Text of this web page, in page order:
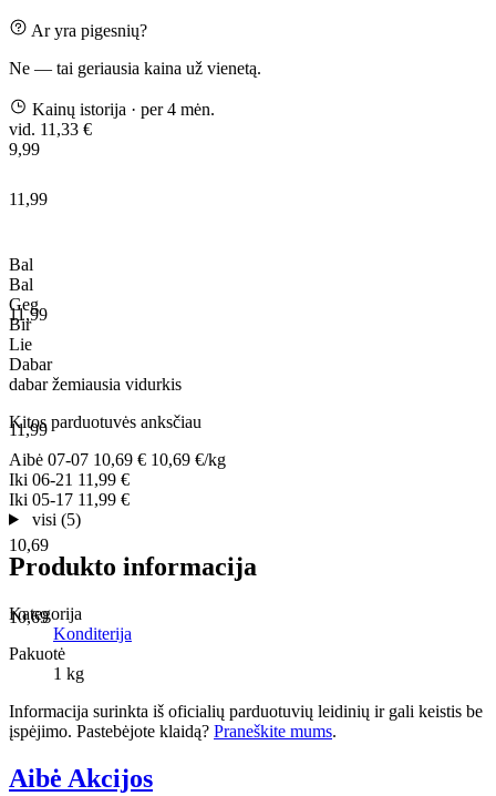
Ar yra pigesnių?
Ne — tai geriausia kaina už vienetą.
Kainų istorija · per 4 mėn.
vid. 11,33 €
9,99
11,99
11,99
11,99
10,69
10,69
Bal
Bal
Geg
Bir
Lie
Dabar
dabaržemiausia vidurkis
Kitos parduotuvės anksčiau
Aibė 07-07 10,69 € 10,69 €/kg
Iki 06-21 11,99 €
Iki 05-17 11,99 €
visi (5)
Produkto informacija
Kategorija
Konditerija
Pakuotė
1 kg
Informacija surinkta iš oficialių parduotuvių leidinių ir gali keistis be
įspėjimo. Pastebėjote klaidą? Praneškite mums.
Aibė Akcijos